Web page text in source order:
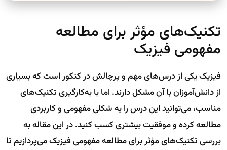
تکنیک‌های مؤثر برای مطالعه
مفهومی فیزیک
فیزیک یکی از درس‌های مهم و پرچالش در کنکور است که بسیاری
از دانش‌آموزان با آن مشکل دارند. اما با به‌کارگیری تکنیک‌های
مناسب، می‌توانید این درس را به شکلی مفهومی و کاربردی
مطالعه کرده و موفقیت بیشتری کسب کنید. در این مقاله به
بررسی تکنیک‌های مؤثر برای مطالعه مفهومی فیزیک می‌پردازیم تا